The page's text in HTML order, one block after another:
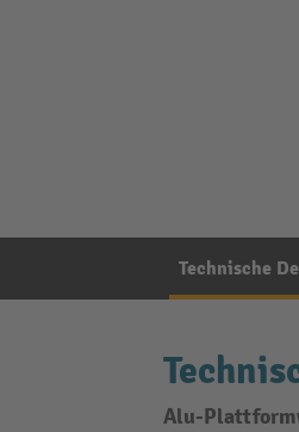
Technische
Alu-